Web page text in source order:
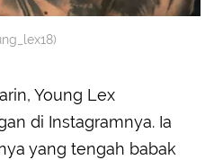
Young Lex
di Instagramnya. Ia
yang tengah babak